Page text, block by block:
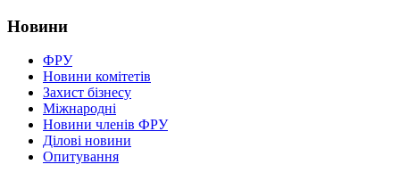
Новини
ФРУ
Новини комітетів
Захист бізнесу
Міжнародні
Новини членів ФРУ
Ділові новини
Опитування